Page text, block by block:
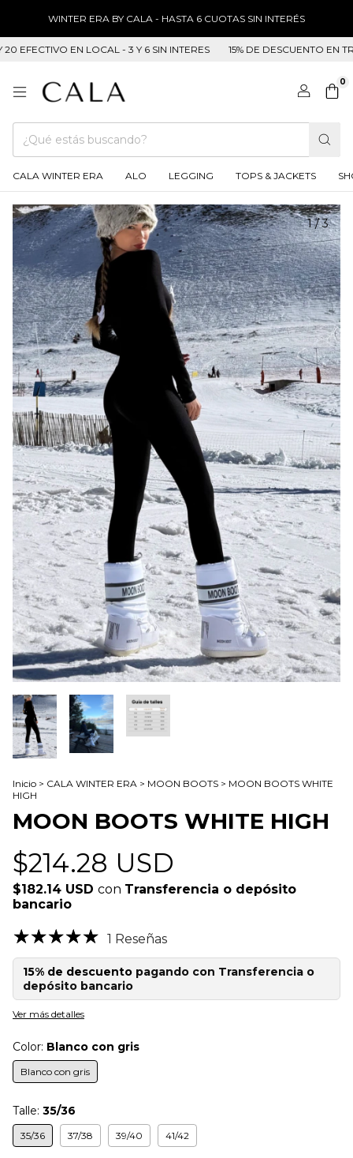
WINTER ERA BY CALA - HASTA 6 CUOTAS SIN INTERÉS
EN LOCAL - 3 Y 6 SIN INTERES 15% DE DESCUENTO EN
0
CALA WINTER ERA ALO LEGGING TOPS & JACKETS
1/3
Inicio > CALA WINTER ERA > MOON BOOTS > MOON BOOTS WHITE
HIGH
MOON BOOTS WHITE HIGH
$214.28 USD
$182.14 USD con Transferencia o depósito
bancario
1 Reseñas
15% de descuento pagando con Transferencia o
depósito bancario
Ver más detalles
Color: Blanco con gris
Blanco con gris
Talle: 35/36
35/36 37/38 39/40 41/42